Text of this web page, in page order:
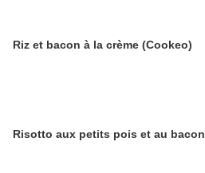
Riz et bacon à la crème (Cookeo)
Risotto aux petits pois et au bacon